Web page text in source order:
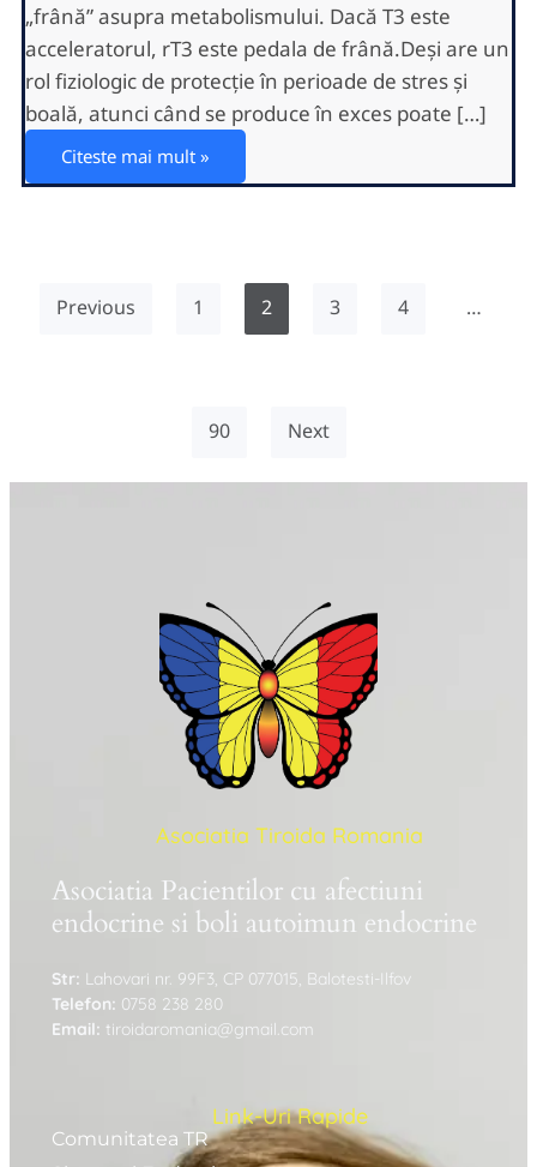
„frână” asupra metabolismului. Dacă T3 este
acceleratorul, rT3 este pedala de frână.Deși are un
rol fiziologic de protecție în perioade de stres și
boală, atunci când se produce în exces poate […]
Citeste mai mult »
Previous 1 2 3 4 …
90 Next
Asociatia Tiroida Romania
Asociatia Pacientilor cu afectiuni
endocrine si boli autoimun endocrine
Str: Lahovari nr. 99F3, CP 077015, Balotesti-Ilfov
Telefon: 0758 238 280
Email: tiroidaromania@gmail.com
Link-Uri Rapide
Comunitatea TR